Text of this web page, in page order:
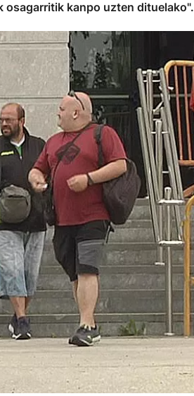
osagarritik kanpo uzten dituelako".